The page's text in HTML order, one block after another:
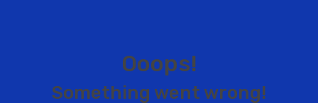
Ooops!
Something went wrong!